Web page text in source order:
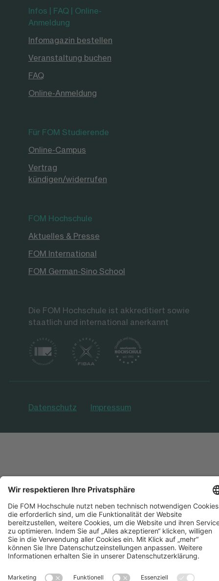
Infos | FAQ | Online-
Anmeldung
Infomagazin bestellen
Veranstaltung buchen
FAQ
Online-Anmeldung
Für FOM Studierende
Online-Campus
Vertrag
kündigen/widerrufen
FOM Hochschule
Aktuelles & Presse
FOM International
FOM German-Sino School
Die FOM Hochschule ist akkreditiert sowie
staatlich und international anerkannt
Datenschutz Impressum